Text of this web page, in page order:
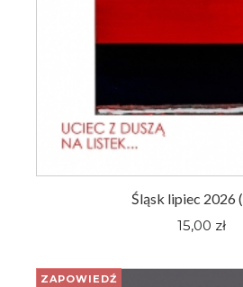
Śląsk lipiec 2026
15,00 zł
ZAPOWIEDŹ